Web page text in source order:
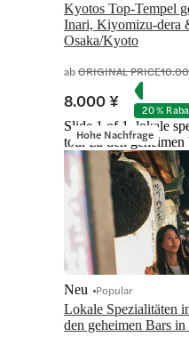
Kyotos Top-Tempel
Inari, Kiyomizu-dera
Osaka/Kyoto
abORIGINAL PRICE
8.000 ¥ 20 %
Hohe Nachfrage
Slide 1 of 1, lokale
tour zu den geheimen
Lokale Spezialitäten
den geheimen Bars
Neu Popular